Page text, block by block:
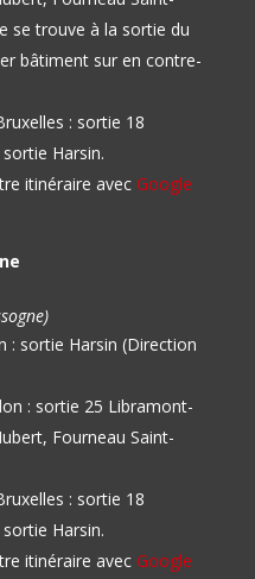
se trouve à la sortie du
bâtiment sur en contre-
: sortie 18
Harsin.
itinéraire avec Google
: sortie Harsin (Direction
: sortie 25 Libramont-
Fourneau Saint-
: sortie 18
Harsin.
itinéraire avec Google